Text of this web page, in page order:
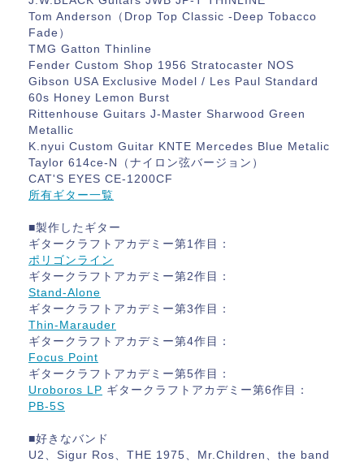
Tom Anderson（Drop Top Classic -Deep Tobacco
Fade）
TMG Gatton Thinline
Fender Custom Shop 1956 Stratocaster NOS
Gibson USA Exclusive Model / Les Paul Standard
60s Honey Lemon Burst
Rittenhouse Guitars J-Master Sharwood Green
Metallic
K.nyui Custom Guitar KNTE Mercedes Blue Metalic
Taylor 614ce-N（ナイロン弦バージョン）
CAT'S EYES CE-1200CF
所有ギター一覧
■製作したギター
ギタークラフトアカデミー第1作目：
ポリゴンライン
ギタークラフトアカデミー第2作目：
Stand-Alone
ギタークラフトアカデミー第3作目：
Thin-Marauder
ギタークラフトアカデミー第4作目：
Focus Point
ギタークラフトアカデミー第5作目：
Uroboros LP ギタークラフトアカデミー第6作目：
PB-5S
■好きなバンド
U2、Sigur Ros、THE 1975、Mr.Children、the band